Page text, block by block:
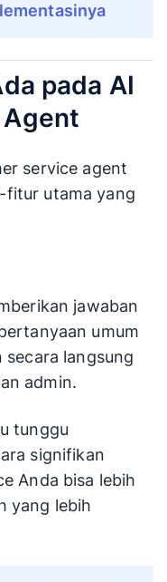
pada AI
service agent
fitur utama yang
jawaban
umum
secara langsung
admin.
tunggu
signifikan
Anda bisa lebih
yang lebih